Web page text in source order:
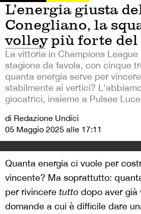
L’energia giusta
Conegliano, la
volley più forte del
La vittoria in Champions League
stagione da favola, con cinque
quanta energia serve per
stabilmente ai vertici?
giocatrici, insieme a Pulsee
di Redazione Undici
05 Maggio 2025 alle 17:11
Quanta energia ci vuole per
vincente? Ma soprattutto:
per rivincere tutto dopo aver già
domande a cui è difficile dare